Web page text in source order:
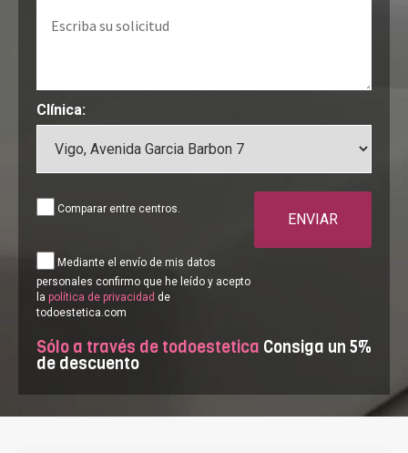
Clínica:
Comparar entre centros.
Mediante el envío de mis datos
personales confirmo que he leído y acepto
la política de privacidad de
todoestetica.com
ENVIAR
Sólo a través de todoestetica Consiga un 5%
de descuento